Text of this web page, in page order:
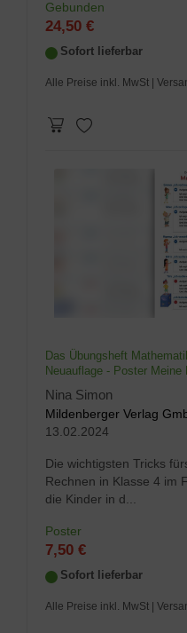
Gebunden
24,50 €
Sofort lieferbar
Alle Preise inkl. MwSt |
Das Übungsheft
Neuauflage - Poster Meine
Nina Simon
Mildenberger Verlag
13.02.2024
Die wichtigsten Tricks
Rechnen in Klasse 4 im
die Kinder in d...
Poster
7,50 €
Sofort lieferbar
Alle Preise inkl. MwSt |